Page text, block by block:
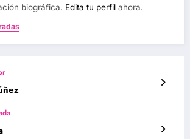
biográfica. Edita tu perfil ahora.